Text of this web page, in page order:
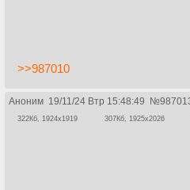
>>987010
Аноним 19/11/24 Втр 15:48:49 №
322Кб, 1924x1919 307Кб, 1925x2026